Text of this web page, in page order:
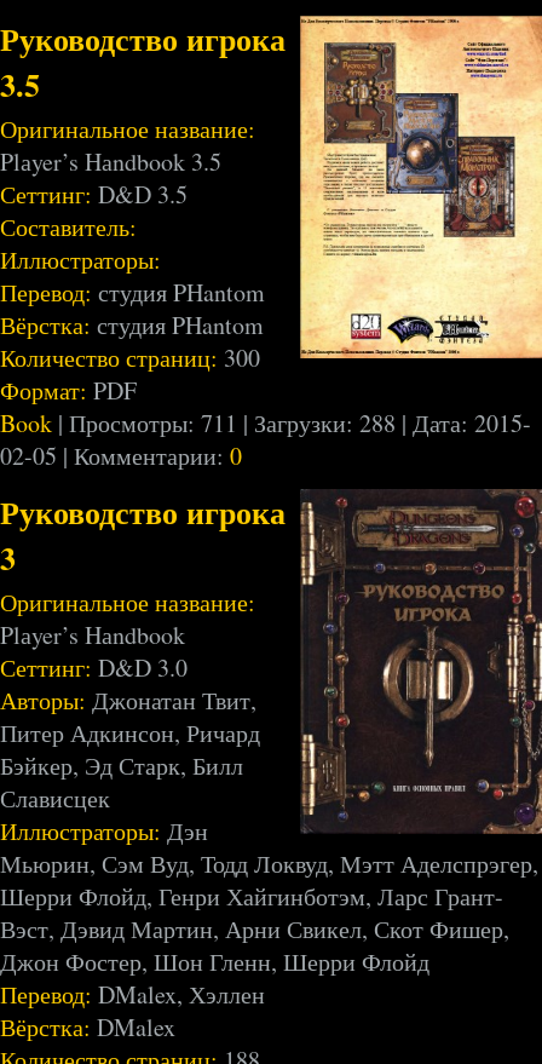
Руководство игрока
3.5
Оригинальное название:
Plаyer’s Hаndbook 3.5
Сеттинг: D&D 3.5
Составитель:
Иллюстраторы:
Перевод: студия PHantom
Вёрстка: студия PHantom
Количество страниц: 300
Формат: PDF
Book | Просмотры: 711 | Загрузки: 288 | Дата: 2015-
02-05 | Комментарии: 0
Руководство игрока
3
Оригинальное название:
Plаyer’s Hаndbook
Сеттинг: D&D 3.0
Авторы: Джонатан Твит,
Питер Адкинсон, Ричард
Бэйкер, Эд Старк, Билл
Слависцек
Иллюстраторы: Дэн
Мьюрин, Сэм Вуд, Тодд Локвуд, Мэтт Аделспрэгер,
Шерри Флойд, Генри Хайгинботэм, Ларс Грант-
Вэст, Дэвид Мартин, Арни Свикел, Скот Фишер,
Джон Фостер, Шон Гленн, Шерри Флойд
Перевод: DMalex, Хэллен
Вёрстка: DMalex